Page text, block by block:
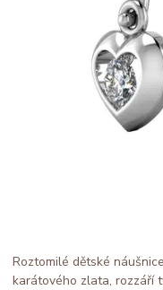
Roztomilé dětské
karátového zlata, rozzáří